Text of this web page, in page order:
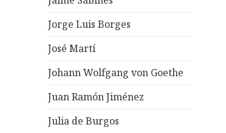
Jorge Luis Borges
José Martí
Johann Wolfgang von Goethe
Juan Ramón Jiménez
Julia de Burgos